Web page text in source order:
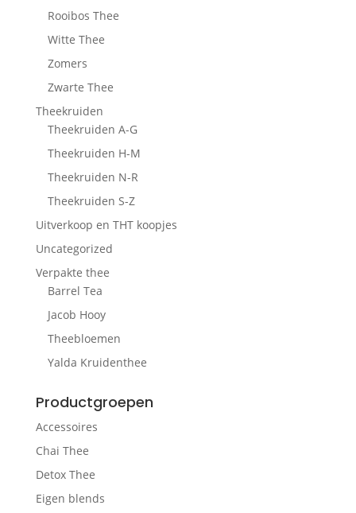
Rooibos Thee
Witte Thee
Zomers
Zwarte Thee
Theekruiden
Theekruiden A-G
Theekruiden H-M
Theekruiden N-R
Theekruiden S-Z
Uitverkoop en THT koopjes
Uncategorized
Verpakte thee
Barrel Tea
Jacob Hooy
Theebloemen
Yalda Kruidenthee
Productgroepen
Accessoires
Chai Thee
Detox Thee
Eigen blends